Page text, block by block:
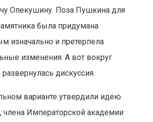
Опекушину. Поза Пушкина для
была придумана
изначально и претерпела
изменения. А вот вокруг
развернулась дискуссия.
варианте утвердили идею
члена Императорской академии